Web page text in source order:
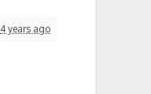
4 years ago